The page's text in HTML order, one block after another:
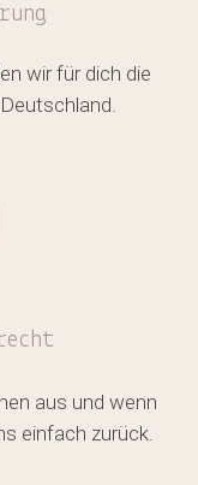
Produkte
wir für dich die
aus und wenn
einfach zurück.